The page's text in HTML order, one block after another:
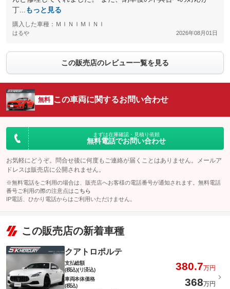
丁...
もっと見る
購入した車種：ＭＩＮＩＭＩＮＩ
はるや 2026年08月01日
この販売店のレビュー一覧を見る
無料 この車両に関するお問い合わせ
まずは在庫確認・見積り依頼
無料電話でお問い合わせ
お気軽にどうぞ。問合せ後に何度もご連絡が届くことはありません。メールア
ドレスは販売店に公開されません。
※無料電話をご利用の場合は、販売店へお客様の電話番号が通知されます。無料電話
番号ご利用の際の注意点は こちら
IP電話、ひかり電話からはご利用いただけません。
この販売店の新着車種
クアトロポルテ
支払総額
(税込)(リ済込)
380.7万円
車両本体価格
(税込)
368万円